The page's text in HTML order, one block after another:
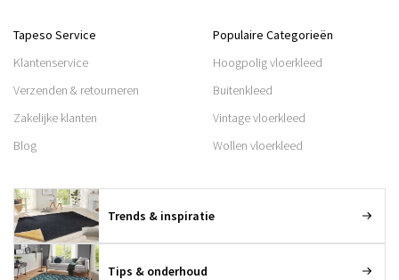
Tapeso Service
Klantenservice
Verzenden & retourneren
Zakelijke klanten
Blog
Populaire Categorieën
Hoogpolig vloerkleed
Buitenkleed
Vintage vloerkleed
Wollen vloerkleed
Trends & inspiratie
Tips & onderhoud